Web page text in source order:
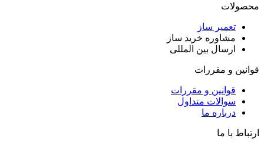
محصولات
تعمیر ساز
مشاوره خرید ساز
ارسال بین المللی
قوانین و مقررات
قوانین و مقررات
سوالات متداول
درباره ما
ارتباط با ما